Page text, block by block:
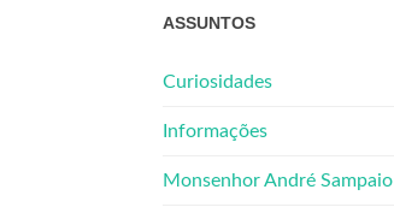
ASSUNTOS
Curiosidades
Informações
Monsenhor André Sampaio